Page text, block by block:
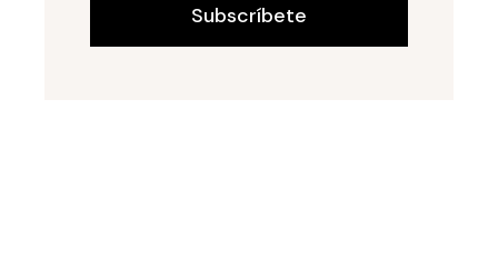
Subscríbete